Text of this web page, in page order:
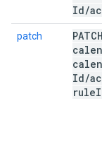
Id/
patch
Id/
rule